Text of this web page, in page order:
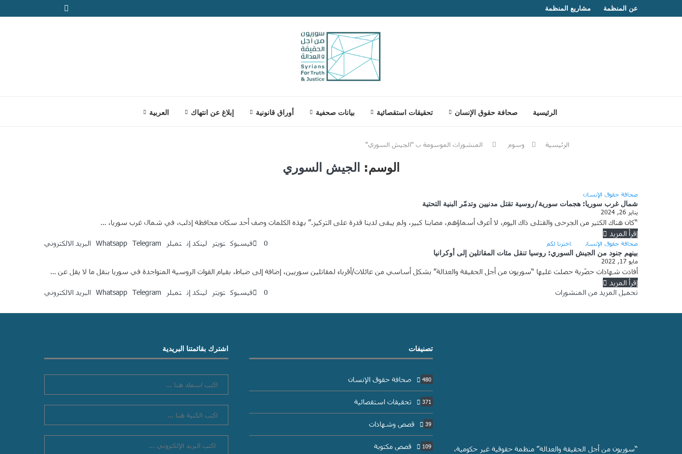
عن المنظمة مشاريع المنظمة
الرئيسية صحافة حقوق الإنسان تحقيقات استقصائية بيانات صحفية أوراق قانونية إبلاغ عن انتهاك العربية
الرئيسية وسوم المنشورات الموسومة ب "الجيش السوري"
الوسم: الجيش السوري
صحافة حقوق الإنسان
شمال غرب سوريا: هجمات سورية/روسية تقتل مدنيين وتدمّر البنية التحتية
يناير 26, 2024
“كان هناك الكثير من الجرحى والقتلى ذاك اليوم، لا أعرف أسماؤهم، مصابنا كبير، ولم يبقى لدينا قدرة على التركيز.” بهذه الكلمات وصف أحد سكان محافظة إدلب، في شمال غرب سوريا، …
إقرأ المزيد
0
فيسبوك تويتر لينكد إن تمبلر Whatsapp Telegram البريد الالكتروني صحافة حقوق الإنسان اخترنا لكم
بينهم جنود من الجيش السوري: روسيا تنقل مئات المقاتلين إلى أوكرانيا
مايو 17, 2022
أفادت شهادات حصّرية حصلت عليها “سوريون من أجل الحقيقة والعدالة” بشكل أساسي من عائلات/أقرباء لمقاتلين سوريين، إضافة إلى ضباط، بقيام القوات الروسية المتواجدة في سوريا بنقل ما لا يقل عن …
إقرأ المزيد
0
فيسبوك تويتر لينكد إن تمبلر Whatsapp Telegram البريد الالكتروني تحميل المزيد من المنشورات
“سوريون من أجل الحقيقة والعدالة” منظمة حقوقية غير حكومية،
تصنيفات
صحافة حقوق الإنسان 480
تحقيقات استقصائية 371
قصص وشهادات 39
قصص مكتوبة 109
اشترك بقائمتنا البريدية